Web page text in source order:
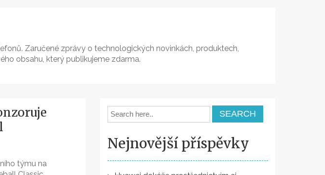
Zaručené zprávy o technologických novinkách, produktech,
obsahu, který publikujeme zdarma.
týmu na
Nejnovější příspěvky